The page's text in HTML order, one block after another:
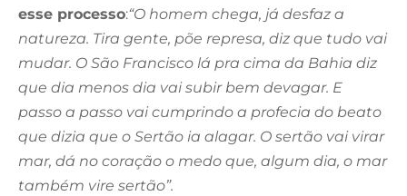
esse processo:“O homem chega, já desfaz a
natureza. Tira gente, põe represa, diz que tudo vai
mudar. O São Francisco lá pra cima da Bahia diz
que dia menos dia vai subir bem devagar. E
passo a passo vai cumprindo a profecia do beato
que dizia que o Sertão ia alagar. O sertão vai virar
mar, dá no coração o medo que, algum dia, o mar
também vire sertão”.